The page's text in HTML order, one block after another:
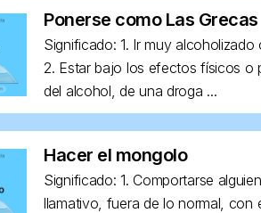
Ponerse como Las Grecas
Significado: 1. Ir muy alcoholizado
2. Estar bajo los efectos físicos o
del alcohol, de una droga ...
Hacer el mongolo
Significado: 1. Comportarse
llamativo, fuera de lo normal, con